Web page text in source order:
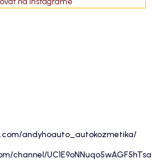
andyhoauto_autokozmetika/
channel/